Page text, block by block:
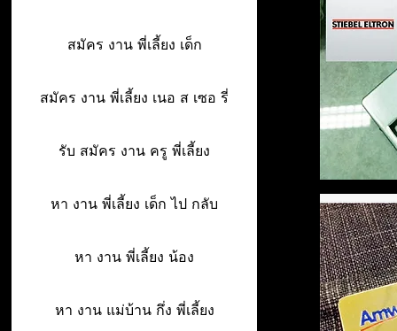
สมัคร งาน พี่เลี้ยง เด็ก
สมัคร งาน พี่เลี้ยง เนอ ส เซอ รี่
รับ สมัคร งาน ครู พี่เลี้ยง
หา งาน พี่เลี้ยง เด็ก ไป กลับ
หา งาน พี่เลี้ยง น้อง
หา งาน แม่บ้าน กึ่ง พี่เลี้ยง